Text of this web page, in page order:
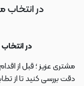
در
در
مشتری عزیز ؛ قبل از
دقت بررسی کنید تا از